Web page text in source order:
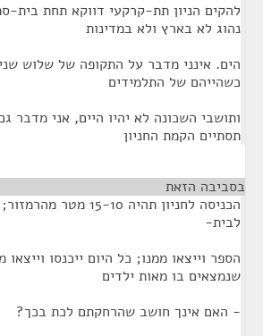
להקים הניון תת-קרקעי דווקא תחת בית-
נהוג לא בארץ ולא במדינות
הים. אינני מדבר על התקופה של שלוש
כשהייהם של התלמידים
ותושבי השכונה לא יהיו היים, אני מדבר
תסתיים הקמת החניון
בסביבה הזאת
הכניסה לחניון תהיה 15-
לבית-
הספר וייצאו ממנו; כל היום ייכנסו וייצאו
שנמצאים בו מאות ילדים
- האם אינך חושב שהרחקתם לכת בכך?